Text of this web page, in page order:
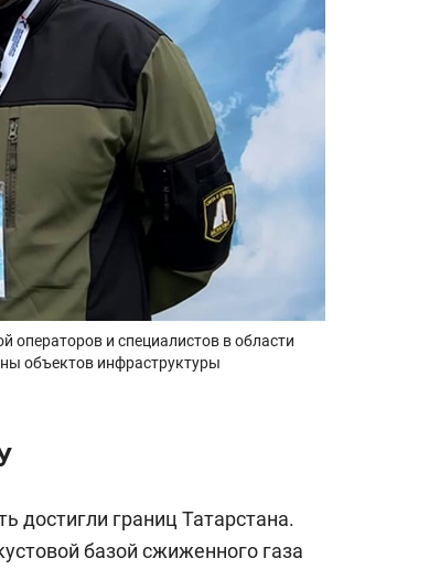
операторов и специалистов в области
объектов инфраструктуры
достигли границ Татарстана.
базой сжиженного газа